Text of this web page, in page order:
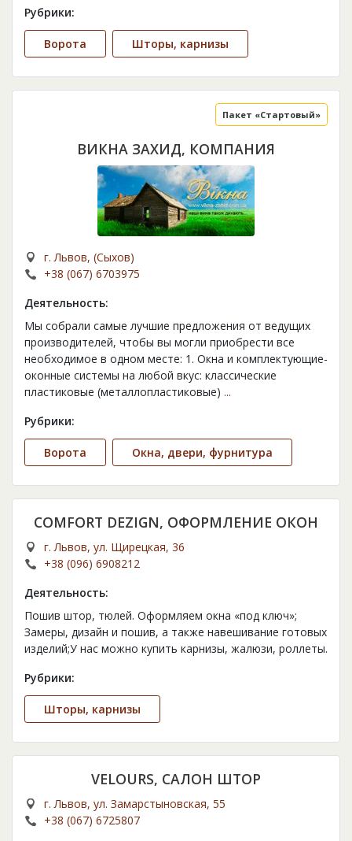
Рубрики:
Ворота Шторы, карнизы
ВИКНА ЗАХИД, КОМПАНИЯ
Пакет «Стартовый»
г. Львов, (Сыхов)
+38 (067) 6703975
Деятельность:
Мы собрали самые лучшие предложения от ведущих
производителей, чтобы вы могли приобрести все
необходимое в одном месте: 1. Окна и комплектующие-
оконные системы на любой вкус: классические
пластиковые (металлопластиковые) ...
Рубрики:
Ворота Окна, двери, фурнитура
COMFORT DEZIGN, ОФОРМЛЕНИЕ ОКОН
г. Львов, ул. Щирецкая, 36
+38 (096) 6908212
Деятельность:
Пошив штор, тюлей. Оформляем окна «под ключ»;
Замеры, дизайн и пошив, а также навешивание готовых
изделий;У нас можно купить карнизы, жалюзи, роллеты.
Рубрики:
Шторы, карнизы
VELOURS, САЛОН ШТОР
г. Львов, ул. Замарстыновская, 55
+38 (067) 6725807